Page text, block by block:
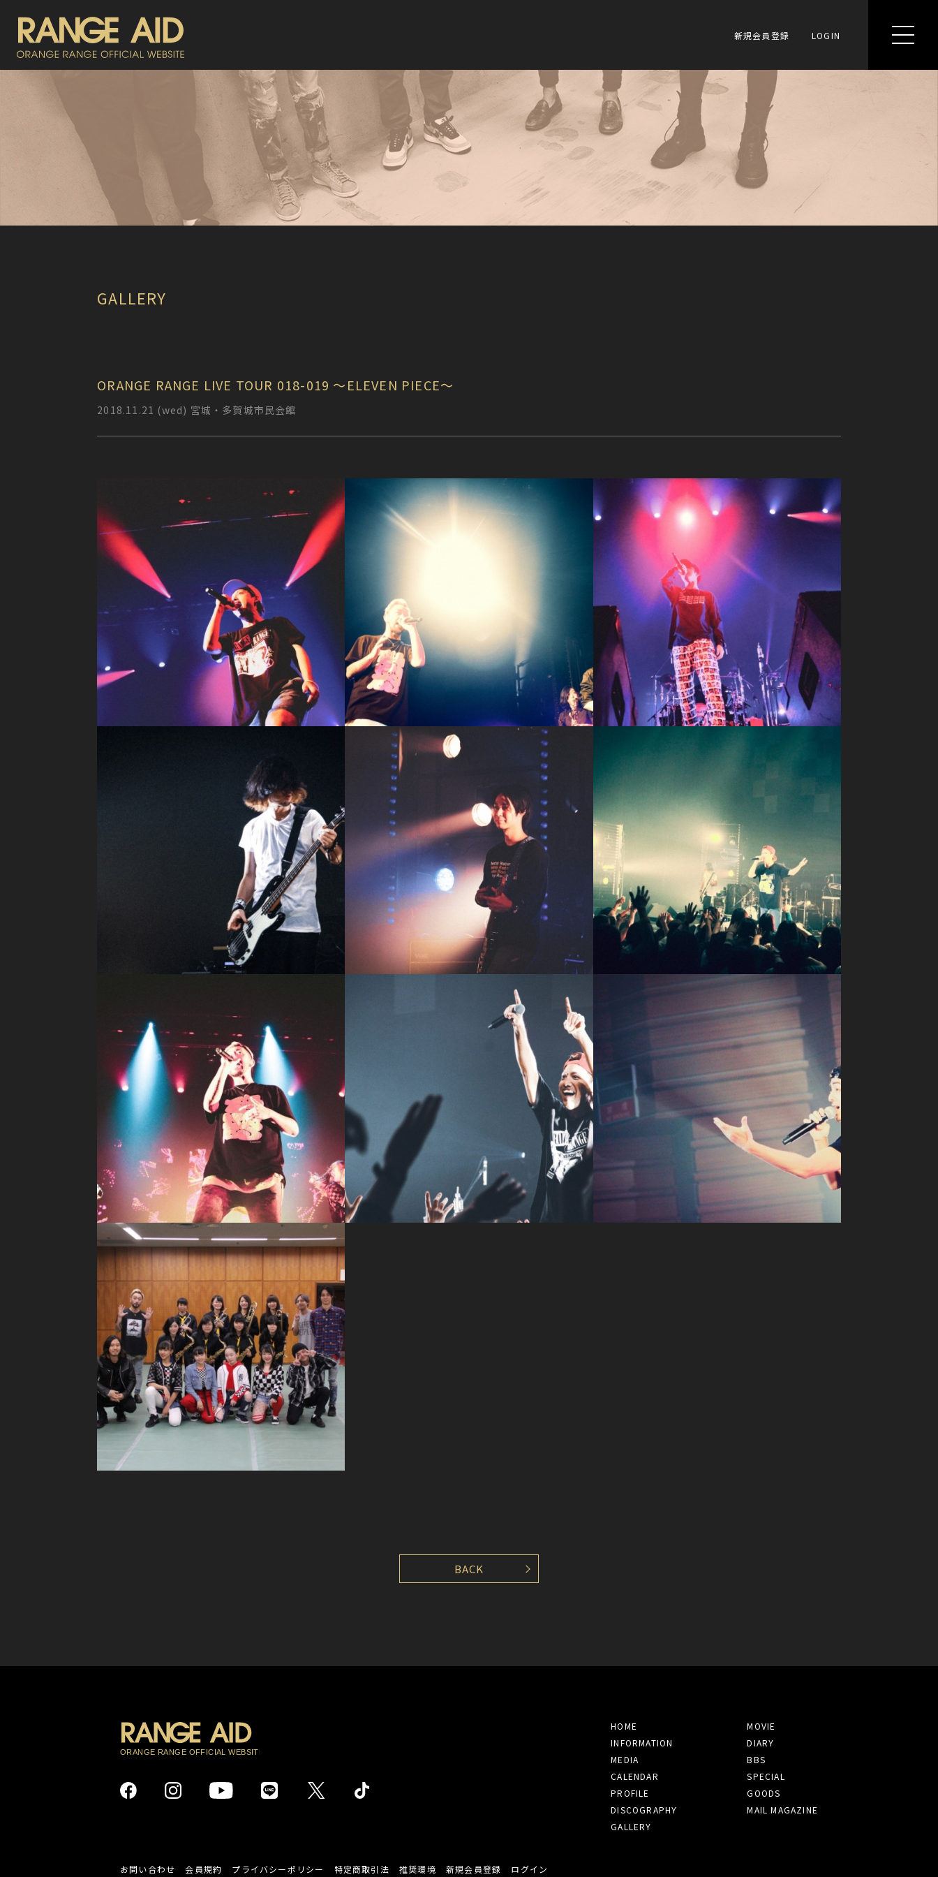
新規会員登録 LOGIN
GALLERY
ORANGE RANGE LIVE TOUR 018-019 〜ELEVEN PIECE〜
2018.11.21 (wed) 宮城・多賀城市民会館
BACK
HOME
INFORMATION
MEDIA
CALENDAR
PROFILE
DISCOGRAPHY
GALLERY
MOVIE
DIARY
BBS
SPECIAL
GOODS
MAIL MAGAZINE
お問い合わせ 会員規約 プライバシーポリシー 特定商取引法 推奨環境 新規会員登録 ログイン